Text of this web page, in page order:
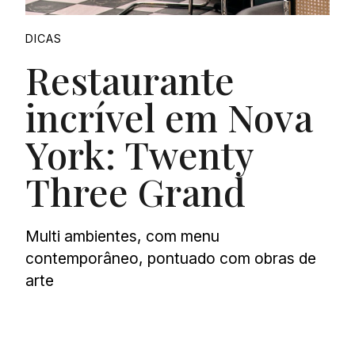
DICAS
Restaurante
incrível em Nova
York: Twenty
Three Grand
Multi ambientes, com menu
contemporâneo, pontuado com obras de
arte